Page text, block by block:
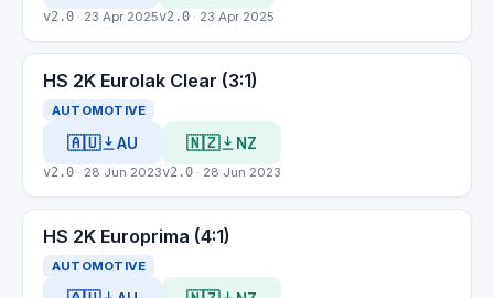
v2.0 · 23 Apr 2025v2.0 · 23 Apr 2025
HS 2K Eurolak Clear (3:1)
AUTOMOTIVE
🇦🇺 AU
v2.0 · 28 Jun 2023
🇳🇿 NZ
v2.0 · 28 Jun 2023
HS 2K Europrima (4:1)
AUTOMOTIVE